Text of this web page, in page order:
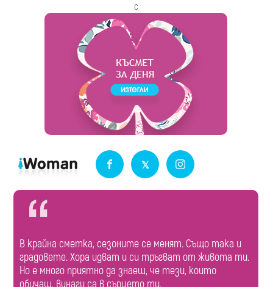
с
В крайна сметка, сезоните се менят. Също така и
градовете. Хора идват и си тръгват от живота ти.
Но е много приятно да знаеш, че тези, които